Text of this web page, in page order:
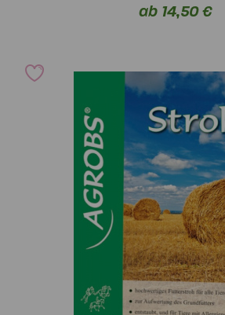
ab 14,50 €